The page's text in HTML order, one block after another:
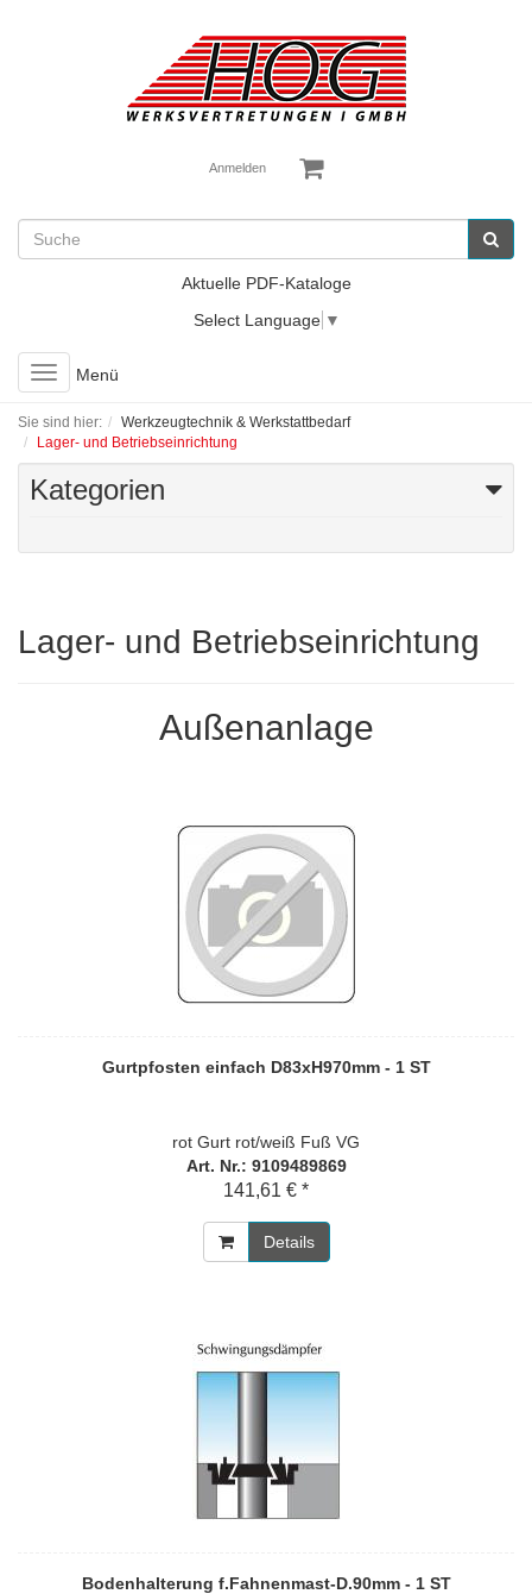
Anmelden
Aktuelle PDF-Kataloge
Select Language ▼
Toggle
navigation
Menü
Sie sind hier:
Werkzeugtechnik & Werkstattbedarf
Lager- und Betriebseinrichtung
Kategorien
Lager- und Betriebseinrichtung
Außenanlage
Gurtpfosten einfach D83xH970mm - 1 ST
rot Gurt rot/weiß Fuß VG
Art. Nr.: 9109489869
141,61 € *
Details
Bodenhalterung f.Fahnenmast-D.90mm - 1 ST